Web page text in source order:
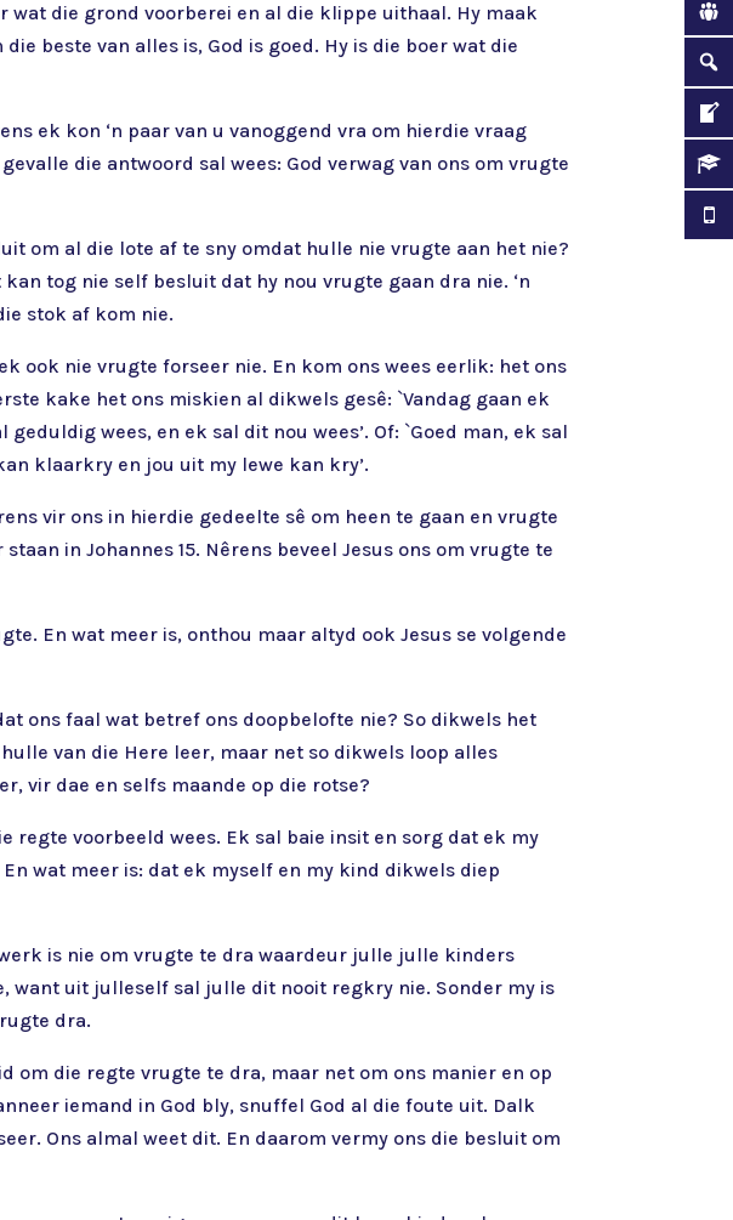
wat die grond voorberei en al die klippe uithaal. Hy maak
beste van alles is, God is goed. Hy is die boer wat die
ek kon ‘n paar van u vanoggend vra om hierdie vraag
die antwoord sal wees: God verwag van ons om vrugte
om al die lote af te sny omdat hulle nie vrugte aan het nie?
tog nie self besluit dat hy nou vrugte gaan dra nie. ‘n
stok af kom nie.
ook nie vrugte forseer nie. En kom ons wees eerlik: het ons
kake het ons miskien al dikwels gesê: `Vandag gaan ek
wees, en ek sal dit nou wees’. Of: `Goed man, ek sal
klaarkry en jou uit my lewe kan kry’.
vir ons in hierdie gedeelte sê om heen te gaan en vrugte
in Johannes 15. Nêrens beveel Jesus ons om vrugte te
En wat meer is, onthou maar altyd ook Jesus se volgende
ons faal wat betref ons doopbelofte nie? So dikwels het
van die Here leer, maar net so dikwels loop alles
vir dae en selfs maande op die rotse?
regte voorbeeld wees. Ek sal baie insit en sorg dat ek my
wat meer is: dat ek myself en my kind dikwels diep
is nie om vrugte te dra waardeur julle julle kinders
want uit julleself sal julle dit nooit regkry nie. Sonder my is
dra.
om die regte vrugte te dra, maar net om ons manier en op
iemand in God bly, snuffel God al die foute uit. Dalk
Ons almal weet dit. En daarom vermy ons die besluit om